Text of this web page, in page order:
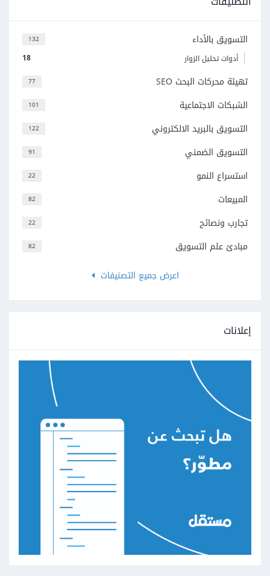
132 التسويق بالأداء
18 أدوات تحليل الزوار
77 تهيئة محركات البحث SEO
101 الشبكات الاجتماعية
122 التسويق بالبريد الالكتروني
91 التسويق الضمني
22 استسراع النمو
82 المبيعات
22 تجارب ونصائح
82
مبادئ علم التسويق
اعرض جميع التصنيفات
إعلانات